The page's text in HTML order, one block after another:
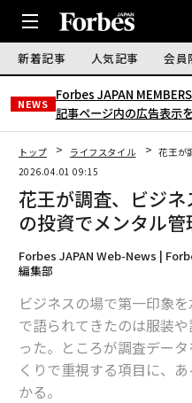
新着記事 人気記事 会員
NEWS
Forbes JAPAN
記事ページ内の広告表示
トップ ライフスタイル
花王が
2026.04.01 09:15
花王が調査、ビジ
の投資でメンタル管
Forbes JAPAN Web-News |
編集部
ビジネスの場で第一印象
で語られてきたのは服装
った。ところが調査デー
くりで重視する項目に、
かる。